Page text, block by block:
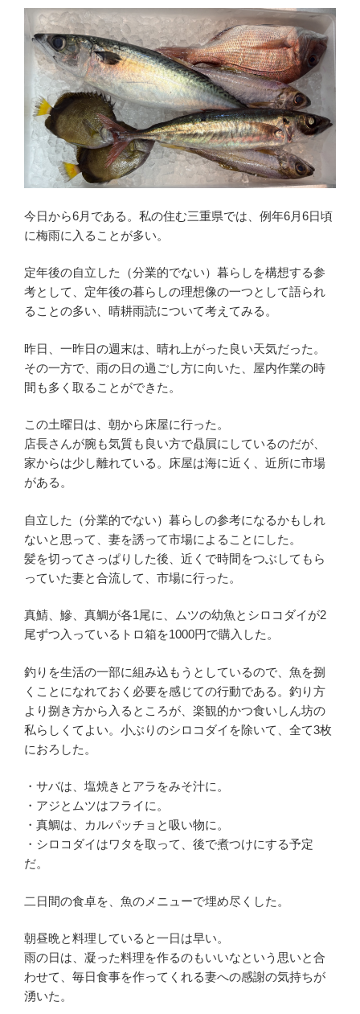
今日から6月である。私の住む三重県では、例年6月6日頃
に梅雨に入ることが多い。
定年後の自立した（分業的でない）暮らしを構想する参
考として、定年後の暮らしの理想像の一つとして語られ
ることの多い、晴耕雨読について考えてみる。
昨日、一昨日の週末は、晴れ上がった良い天気だった。
その一方で、雨の日の過ごし方に向いた、屋内作業の時
間も多く取ることができた。
この土曜日は、朝から床屋に行った。
店長さんが腕も気質も良い方で贔屓にしているのだが、
家からは少し離れている。床屋は海に近く、近所に市場
がある。
自立した（分業的でない）暮らしの参考になるかもしれ
ないと思って、妻を誘って市場によることにした。
髪を切ってさっぱりした後、近くで時間をつぶしてもら
っていた妻と合流して、市場に行った。
真鯖、鰺、真鯛が各1尾に、ムツの幼魚とシロコダイが2
尾ずつ入っているトロ箱を1000円で購入した。
釣りを生活の一部に組み込もうとしているので、魚を捌
くことになれておく必要を感じての行動である。釣り方
より捌き方から入るところが、楽観的かつ食いしん坊の
私らしくてよい。小ぶりのシロコダイを除いて、全て3枚
におろした。
・サバは、塩焼きとアラをみそ汁に。
・アジとムツはフライに。
・真鯛は、カルパッチョと吸い物に。
・シロコダイはワタを取って、後で煮つけにする予定
だ。
二日間の食卓を、魚のメニューで埋め尽くした。
朝昼晩と料理していると一日は早い。
雨の日は、凝った料理を作るのもいいなという思いと合
わせて、毎日食事を作ってくれる妻への感謝の気持ちが
湧いた。